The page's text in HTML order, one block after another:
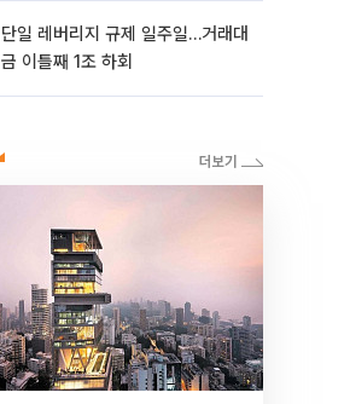
단일 레버리지 규제 일주일…거래대
금 이틀째 1조 하회